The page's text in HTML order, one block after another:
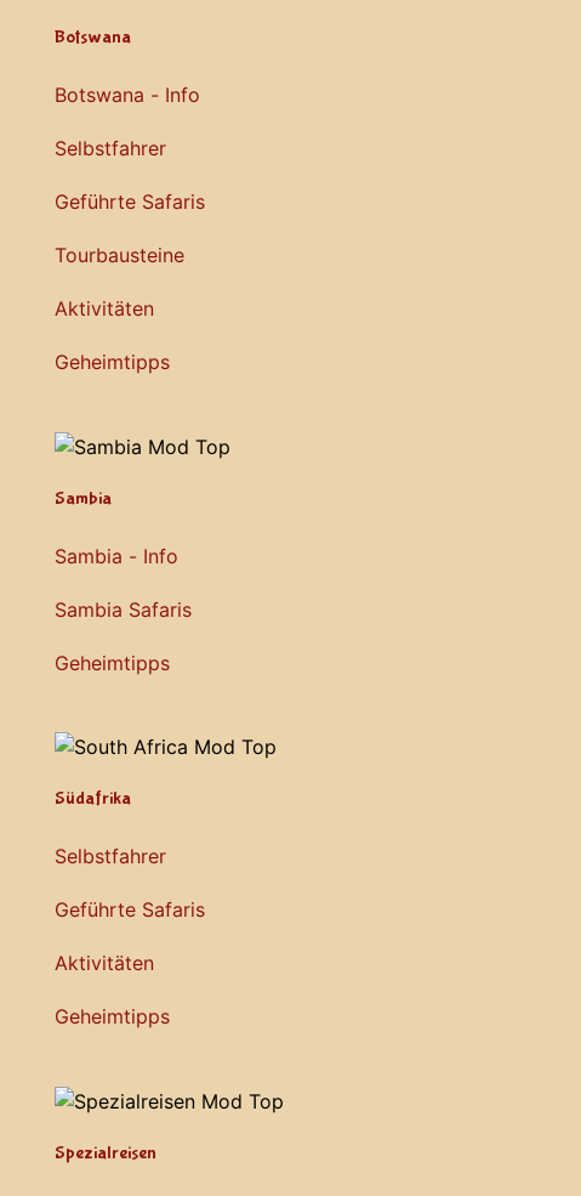
Botswana
Botswana - Info
Selbstfahrer
Geführte Safaris
Tourbausteine
Aktivitäten
Geheimtipps
Sambia
Sambia - Info
Sambia Safaris
Geheimtipps
Südafrika
Selbstfahrer
Geführte Safaris
Aktivitäten
Geheimtipps
Spezialreisen